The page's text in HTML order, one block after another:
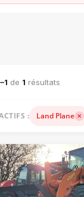
de 1 résultats
: Land Plane